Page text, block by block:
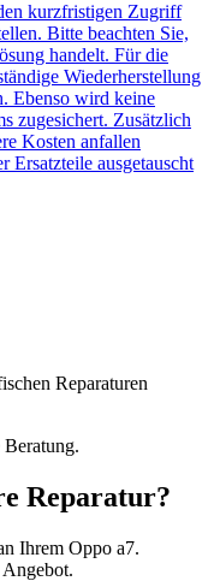
kurzfristigen Zugriff
Bitte beachten Sie,
handelt. Für die
Wiederherstellung
Ebenso wird keine
zugesichert. Zusätzlich
Kosten anfallen
Ersatzteile ausgetauscht
Reparaturen
Reparatur?
Ihrem Oppo a7.